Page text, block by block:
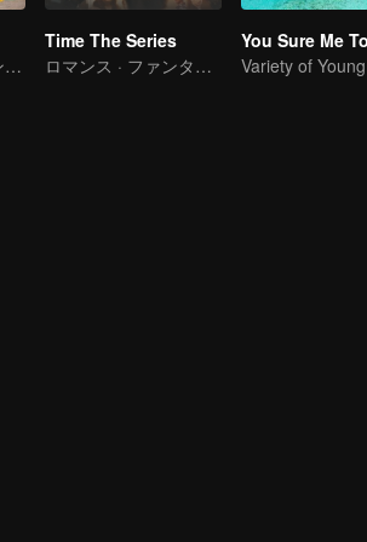
ASIAオーディションで気になるアイドルをピックします
Time The Series
ロマンス · ファンタジー
You Sure Me
Variety of